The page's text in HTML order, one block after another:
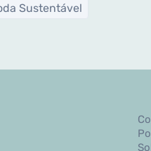
Sustentável